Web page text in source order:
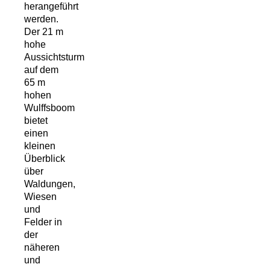
herangeführt
werden.
Der 21 m
hohe
Aussichtsturm
auf dem
65 m
hohen
Wulffsboom
bietet
einen
kleinen
Überblick
über
Waldungen,
Wiesen
und
Felder in
der
näheren
und